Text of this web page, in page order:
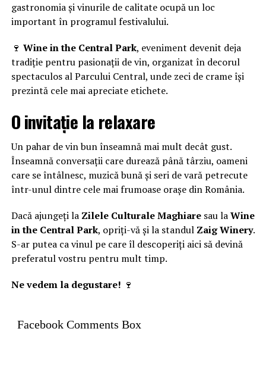
gastronomia și vinurile de calitate ocupă un loc
important în programul festivalului.
🍷 Wine in the Central Park, eveniment devenit deja
tradiție pentru pasionații de vin, organizat în decorul
spectaculos al Parcului Central, unde zeci de crame își
prezintă cele mai apreciate etichete.
O invitație la relaxare
Un pahar de vin bun înseamnă mai mult decât gust.
Înseamnă conversații care durează până târziu, oameni
care se întâlnesc, muzică bună și seri de vară petrecute
într-unul dintre cele mai frumoase orașe din România.
Dacă ajungeți la Zilele Culturale Maghiaresau laWine
in the Central Park, opriți-vă și la standul Zaig Winery.
S-ar putea ca vinul pe care îl descoperiți aici să devină
preferatul vostru pentru mult timp.
Ne vedem la degustare! 🍷
Facebook Comments Box